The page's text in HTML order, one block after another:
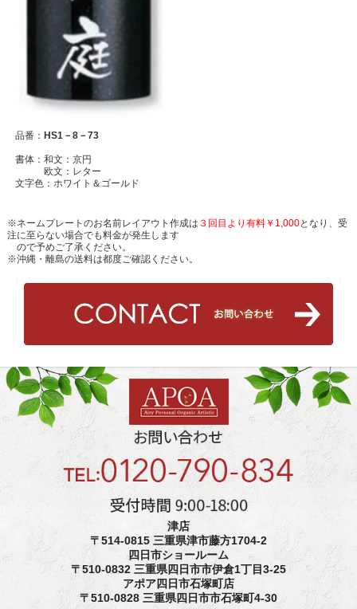
品番：HS1－8－73
書体：和文：京円
欧文：レター
文字色：ホワイト＆ゴールド
※ネームプレートのお名前レイアウト作成は ３回目より有料￥1,000となり、受
注に至らない場合でも料金が発生します
ので予めご了承ください。
※沖縄・離島の送料は都度ご確認ください。
津店
〒514-0815 三重県津市藤方1704-2
四日市ショールーム
〒510-0832 三重県四日市市伊倉1丁目3-25
アポア四日市石塚町店
〒510-0828 三重県四日市市石塚町4-30